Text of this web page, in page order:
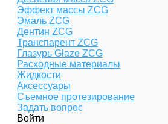
Эффект массы ZCG
Эмаль ZCG
Дентин ZCG
Транспарент ZCG
Глазурь Glaze ZCG
Расходные материалы
Жидкости
Аксессуары
Съемное протезирование
Задать вопрос
Войти